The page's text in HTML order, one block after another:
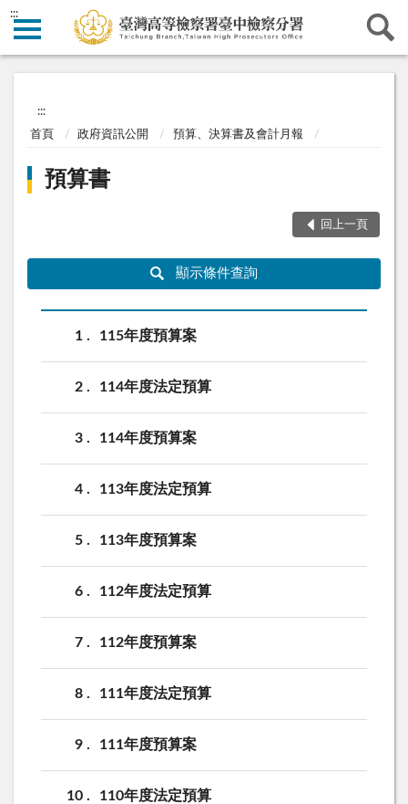
:::
:::
首頁 政府資訊公開 預算、決算書及會計月報
預算書
回上一頁
顯示條件查詢
1 115年度預算案
2 114年度法定預算
3 114年度預算案
4 113年度法定預算
5 113年度預算案
6 112年度法定預算
7 112年度預算案
8 111年度法定預算
9 111年度預算案
10 110年度法定預算